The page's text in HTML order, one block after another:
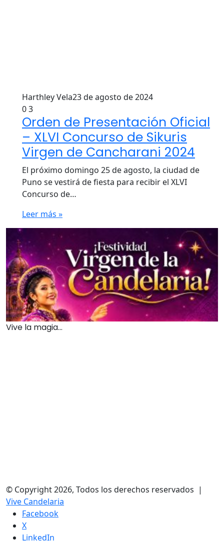
Harthley Vela23 de agosto de 2024
03
Orden de Presentación Oficial
– XLVI Concurso de Sikuris
Virgen de Cancharani 2024
El próximo domingo 25 de agosto, la ciudad de
Puno se vestirá de fiesta para recibir el XLVI
Concurso de…
Leer más »
Vive la magia...
© Copyright 2026, Todos los derechos reservados |
Vive Candelaria
Facebook
X
LinkedIn